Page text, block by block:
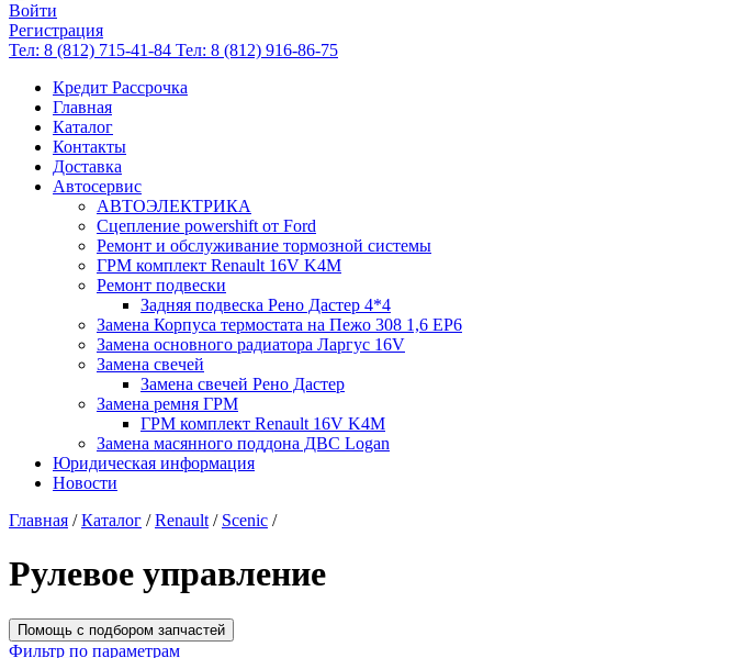
Войти
Регистрация
Тел: 8 (812) 715-41-84 Тел: 8 (812) 916-86-75
Кредит Рассрочка
Главная
Каталог
Контакты
Доставка
Автосервис
АВТОЭЛЕКТРИКА
Сцепление powershift от Ford
Ремонт и обслуживание тормозной системы
ГРМ комплект Renault 16V K4M
Ремонт подвески
Задняя подвеска Рено Дастер 4*4
Замена Корпуса термостата на Пежо 308 1,6 EP6
Замена основного радиатора Ларгус 16V
Замена свечей
Замена свечей Рено Дастер
Замена ремня ГРМ
ГРМ комплект Renault 16V K4M
Замена масянного поддона ДВС Logan
Юридическая информация
Новости
Главная / Каталог / Renault / Scenic /
Рулевое управление
Помощь с подбором запчастей
Фильтр по параметрам